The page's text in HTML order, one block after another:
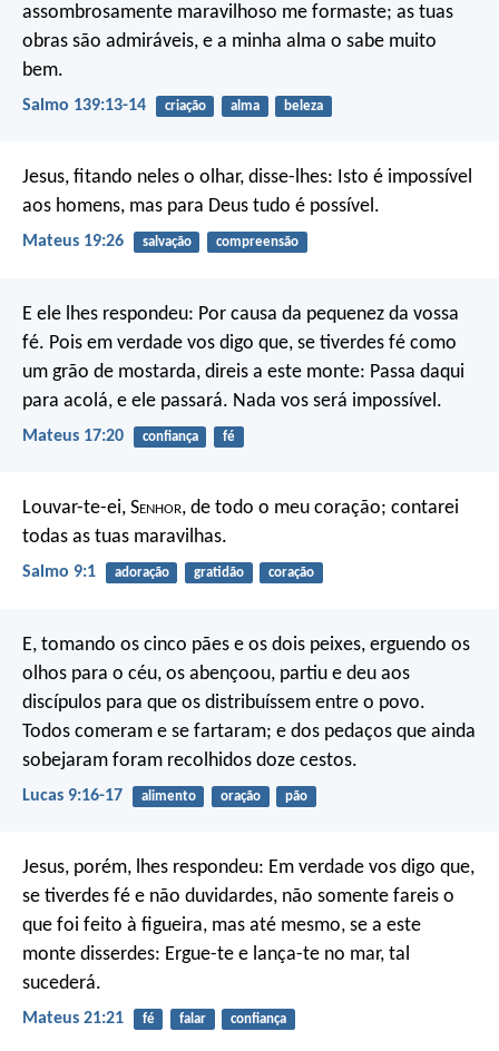
assombrosamente maravilhoso me formaste; as tuas
obras são admiráveis, e a minha alma o sabe muito
bem.
Salmo 139:13-14 criação alma beleza
Jesus, fitando neles o olhar, disse-lhes: Isto é impossível
aos homens, mas para Deus tudo é possível.
Mateus 19:26 salvação compreensão
E ele lhes respondeu: Por causa da pequenez da vossa
fé. Pois em verdade vos digo que, se tiverdes fé como
um grão de mostarda, direis a este monte: Passa daqui
para acolá, e ele passará. Nada vos será impossível.
Mateus 17:20 confiança fé
Louvar-te-ei, Senhor, de todo o meu coração; contarei
todas as tuas maravilhas.
Salmo 9:1 adoração gratidão coração
E, tomando os cinco pães e os dois peixes, erguendo os
olhos para o céu, os abençoou, partiu e deu aos
discípulos para que os distribuíssem entre o povo.
Todos comeram e se fartaram; e dos pedaços que ainda
sobejaram foram recolhidos doze cestos.
Lucas 9:16-17 alimento oração pão
Jesus, porém, lhes respondeu: Em verdade vos digo que,
se tiverdes fé e não duvidardes, não somente fareis o
que foi feito à figueira, mas até mesmo, se a este
monte disserdes: Ergue-te e lança-te no mar, tal
sucederá.
Mateus 21:21 fé falar confiança